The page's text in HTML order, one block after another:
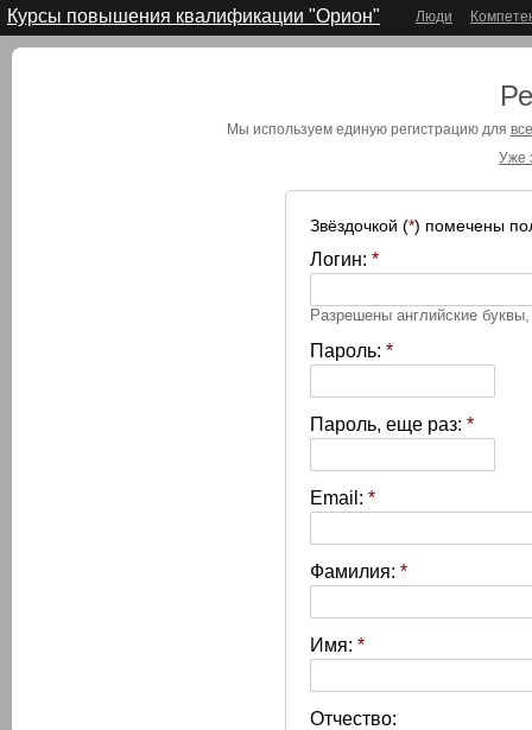
Курсы повышения квалификации "Орион" Люди
Мы используем единую регистрацию для
Уже
Звёздочкой (*) помечены
Логин: *
Разрешены английские
Пароль: *
Пароль, еще раз: *
Email: *
Фамилия: *
Имя: *
Отчество: